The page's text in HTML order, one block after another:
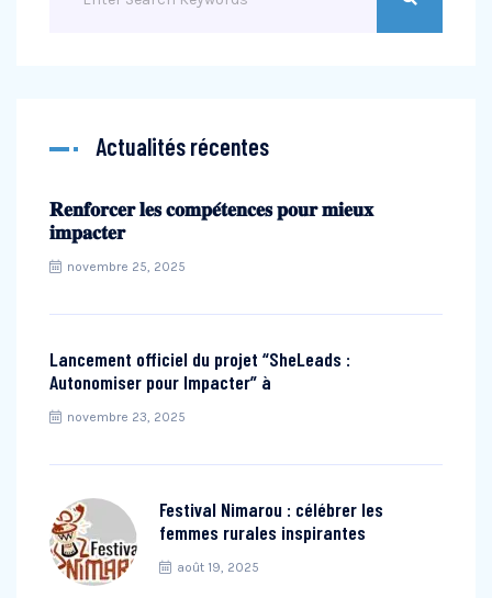
Actualités récentes
𝐑𝐞𝐧𝐟𝐨𝐫𝐜𝐞𝐫 𝐥𝐞𝐬 𝐜𝐨𝐦𝐩𝐞́𝐭𝐞𝐧𝐜𝐞𝐬 𝐩𝐨𝐮𝐫 𝐦𝐢𝐞𝐮𝐱
𝐢𝐦𝐩𝐚𝐜𝐭𝐞𝐫
novembre 25, 2025
Lancement officiel du projet “SheLeads :
Autonomiser pour Impacter” à
novembre 23, 2025
Festival Nimarou : célébrer les
femmes rurales inspirantes
août 19, 2025